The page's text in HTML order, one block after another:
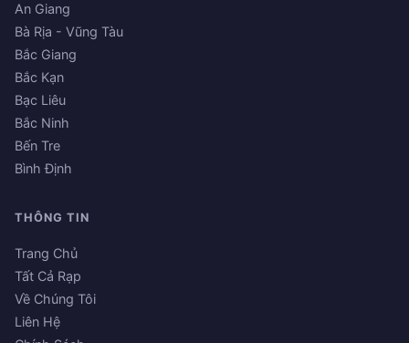
An Giang
Bà Rịa - Vũng Tàu
Bắc Giang
Bắc Kạn
Bạc Liêu
Bắc Ninh
Bến Tre
Bình Định
THÔNG TIN
Trang Chủ
Tất Cả Rạp
Về Chúng Tôi
Liên Hệ